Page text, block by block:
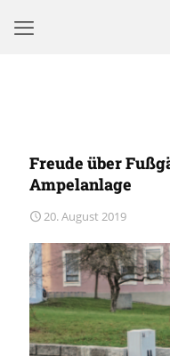
Freude über
Ampelanlage
20. August 2019